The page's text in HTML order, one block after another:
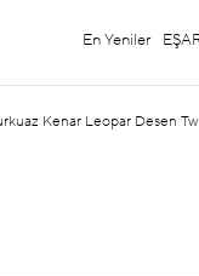
En Yeniler
Kenar Leopar Desen